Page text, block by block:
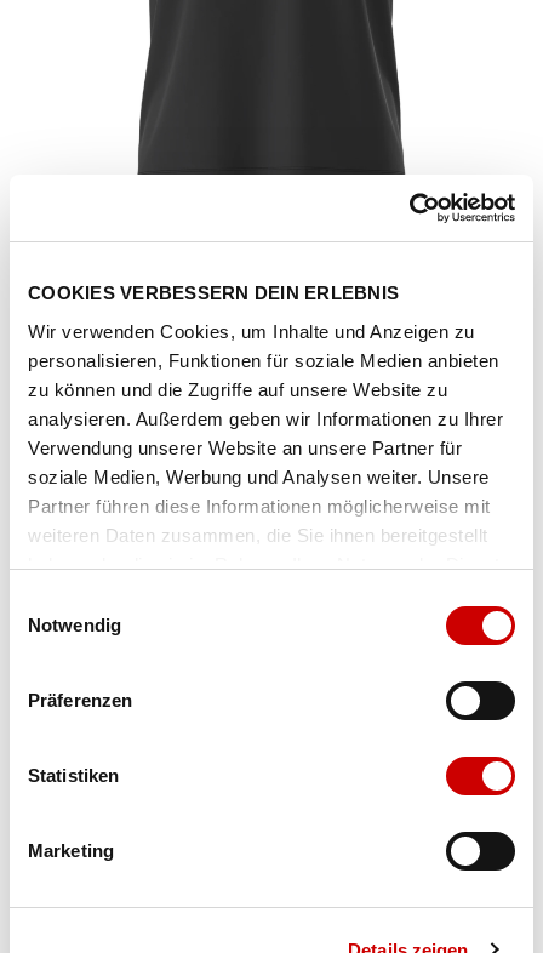
COOKIES VERBESSERN DEIN ERLEBNIS
Wir verwenden Cookies, um Inhalte und Anzeigen zu
personalisieren, Funktionen für soziale Medien anbieten
zu können und die Zugriffe auf unsere Website zu
analysieren. Außerdem geben wir Informationen zu Ihrer
Verwendung unserer Website an unsere Partner für
soziale Medien, Werbung und Analysen weiter. Unsere
Partner führen diese Informationen möglicherweise mit
weiteren Daten zusammen, die Sie ihnen bereitgestellt
haben oder die sie im Rahmen Ihrer Nutzung der Dienste
Notwendig
Präferenzen
Statistiken
Marketing
Artikel-Nr.NF0A8CZ2JK31-tnf-black
Farbe tnf black
Ausgewählt
Verfügbarkeit:
portofrei